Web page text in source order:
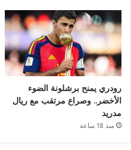
رودري يمنح برشلونة الضوء
الأخضر.. وصراع مرتقب مع ريال
مدريد
منذ 18 ساعة